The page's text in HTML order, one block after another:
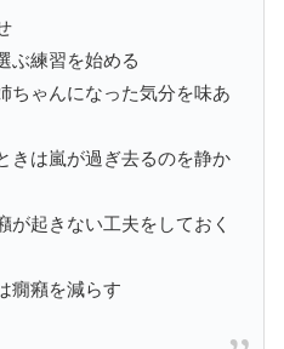
ぶ練習を始める
ちゃんになった気分を味あ
きは嵐が過ぎ去るのを静か
が起きない工夫をしておく
癇癪を減らす